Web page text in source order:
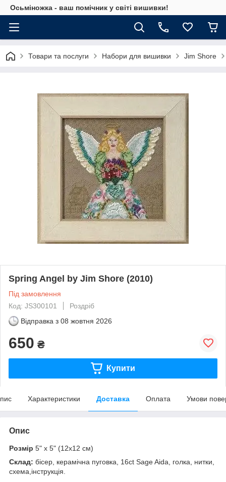
Осьміножка - ваш помічник у світі вишивки!
Товари та послуги Набори для вишивки Jim Shore
Spring Angel by Jim Shore (2010)
Під замовлення
Код: JS300101
Роздріб
Відправка з 08 жовтня 2026
650 ₴
Купити
Характеристики Доставка Оплата Умови
Опис
Розмір 5" x 5" (12х12 см)
Склад: бісер, керамічна пуговка, 16ct Sage Aida, голка, нитки,
схема,інструкція.